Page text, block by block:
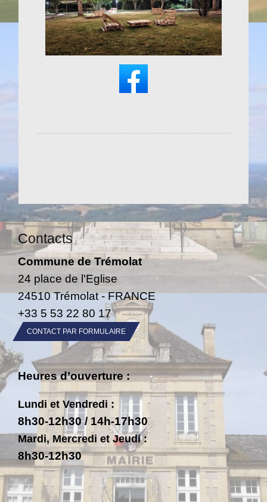
Contacts
Commune de Trémolat
24 place de l'Eglise
24510 Trémolat - FRANCE
+33 5 53 22 80 17
CONTACT PAR FORMULAIRE
Heures d’ouverture :
Lundi et Vendredi :
8h30-12h30 / 14h-17h30
Mardi, Mercredi et Jeudi :
8h30-12h30